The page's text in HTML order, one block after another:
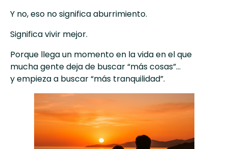
Y no, eso no significa aburrimiento.
Significa vivir mejor.
Porque llega un momento en la vida en el que
mucha gente deja de buscar “más cosas”…
y empieza a buscar “más tranquilidad”.